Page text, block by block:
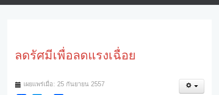
ลดรัศมีเพื่อลดแรงเฉื่อย
เผยแพร่เมื่อ: 25 กันยายน 2557